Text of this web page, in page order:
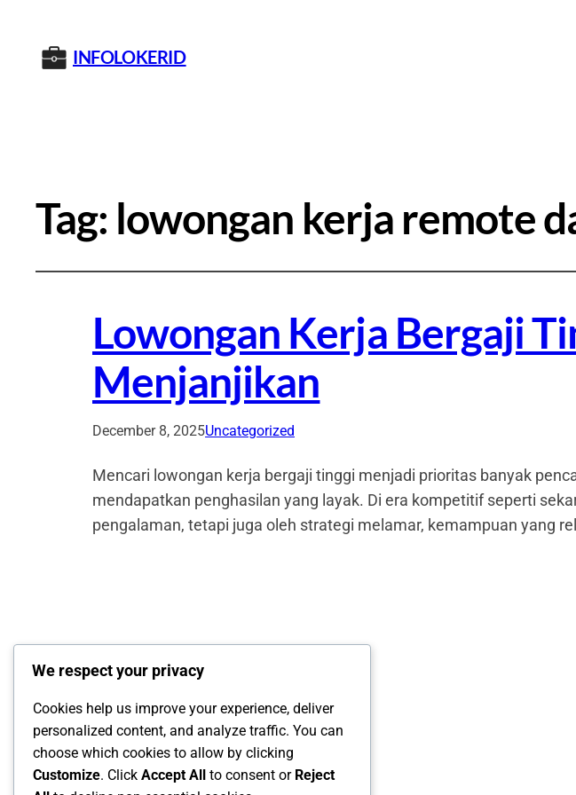
INFOLOKERID
Tag: lowongan kerja remote
Lowongan Kerja Bergaji
Menjanjikan
December 8, 2025Uncategorized
Mencari lowongan kerja bergaji tinggi menjadi prioritas banyak
mendapatkan penghasilan yang layak. Di era kompetitif seperti
pengalaman, tetapi juga oleh strategi melamar, kemampuan yang
InfoLokerID
We respect your privacy
Cookies help us improve your experience, deliver
personalized content, and analyze traffic. You can
choose which cookies to allow by clicking
Customize. Click Accept All to consent or Reject